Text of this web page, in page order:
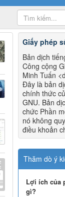
Giấy phép
Bản dịch
Công cộng
Minh Tuấn
Đây là bản
chính thức
GNU. Bản
chức Phần
nó không
điều khoản
Thăm dò ý
Lợi ích của
gì?